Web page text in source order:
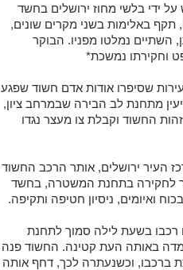
(25) נעצר אמש על ידי בלשי מחוז ירושלים בחשד
באלימות בשני מקרים שונים,
השתיים נמלטו מפניו. הבוקר
וחקירתו נמשכת*
שסיפרו אודות אדם חשוד שפגע
מתחנת לב הבירה שבמרחב ציון,
החשוד וקבלת צו מעצר נגדו
העיר ירושלים, אותר הרכב החשוד
לחקירה בתחנת המשטרה, בחשד
ואיומים, ניסיון חטיפה ותקיפה.
חלף החשוד עם רכבו בשעת לילה סמוך לתחנת
באותה העת קטינה. החשוד פנה
ברכבו, וכשנעתרה לכך, דחף אותה